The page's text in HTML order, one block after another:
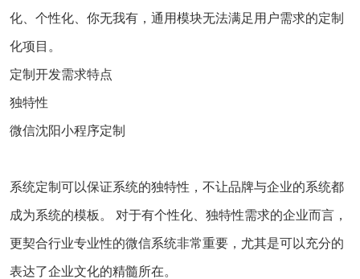
化、个性化、你无我有，通用模块无法满足用户需求的定制
化项目。
定制开发需求特点
独特性
微信沈阳小程序定制
系统定制可以保证系统的独特性，不让品牌与企业的系统都
成为系统的模板。 对于有个性化、独特性需求的企业而言，
更契合行业专业性的微信系统非常重要，尤其是可以充分的
表达了企业文化的精髓所在。